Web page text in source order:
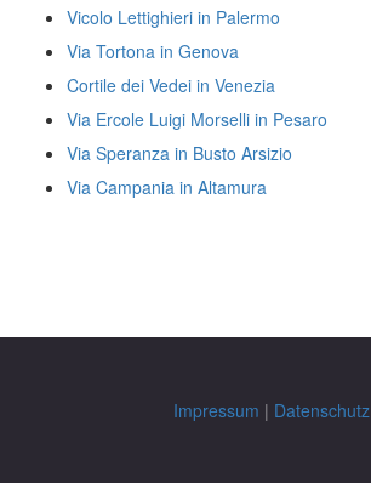
Vicolo Lettighieri in Palermo
Via Tortona in Genova
Cortile dei Vedei in Venezia
Via Ercole Luigi Morselli in Pesaro
Via Speranza in Busto Arsizio
Via Campania in Altamura
Impressum | Datenschutz